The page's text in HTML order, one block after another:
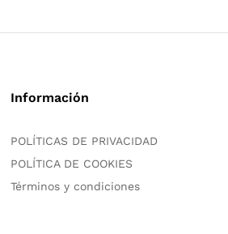
Información
POLÍTICAS DE PRIVACIDAD
POLÍTICA DE COOKIES
Términos y condiciones